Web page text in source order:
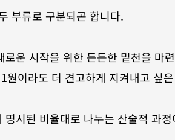
부류로 구분되곤 합니다.
운 시작을 위한 든든한 밑천을 마
이라도 더 견고하게 지켜내고 싶
명시된 비율대로 나누는 산술적 과